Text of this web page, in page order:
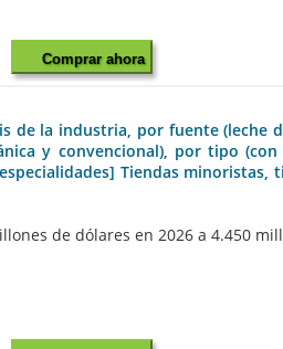
Comprar ahora
la industria, por fuente (leche
y convencional), por tipo
Tiendas
de dólares en 2026 a 4.450